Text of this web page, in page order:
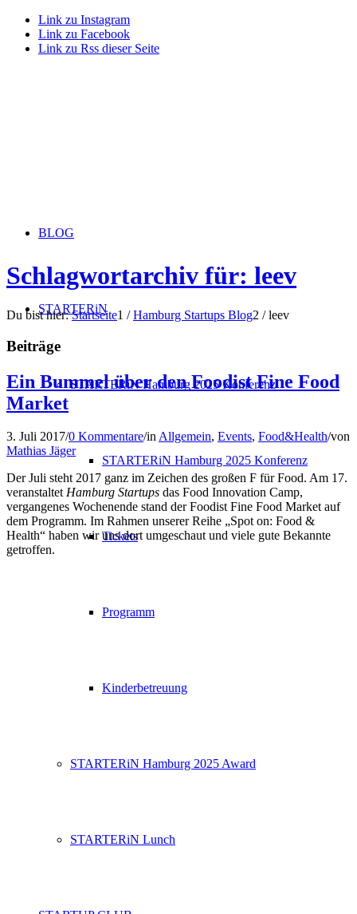
Link zu Instagram
Link zu Facebook
Link zu Rss dieser Seite
BLOG
STARTERiN
STARTERiN Hamburg 2025 Konferenz
STARTERiN Hamburg 2025 Konferenz
Tickets
Programm
Kinderbetreuung
STARTERiN Hamburg 2025 Award
STARTERiN Lunch
Schlagwortarchiv für: leev
Du bist hier: Startseite1 / Hamburg Startups Blog2 / leev
Beiträge
Ein Bummel über den Foodist Fine Food
Market
3. Juli 2017/0 Kommentare/inAllgemein, Events, Food&Health/von
Mathias Jäger
Der Juli steht 2017 ganz im Zeichen des großen F für Food. Am 17.
veranstaltetHamburg Startups das Food Innovation Camp,
vergangenes Wochenende stand der Foodist Fine Food Marketauf
dem Programm. Im Rahmen unserer Reihe „Spot on: Food &
Health“ haben wir uns dort umgeschaut und viele gute Bekannte
getroffen.